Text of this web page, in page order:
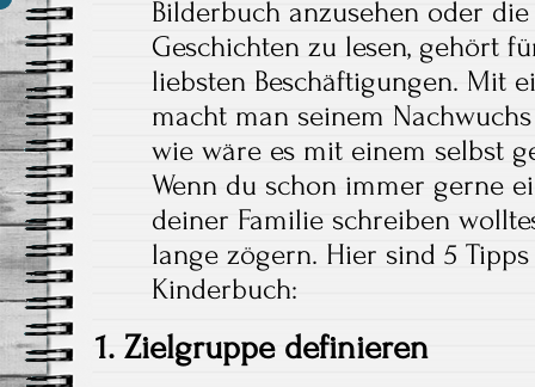
Bilderbuch anzusehen oder
Geschichten zu lesen, gehört
liebsten Beschäftigungen. Mit
macht man seinem
wie wäre es mit einem selbst
Wenn du schon immer gerne
deiner Familie schreiben
lange zögern. Hier sind 5
Kinderbuch:
1. Zielgruppe definieren